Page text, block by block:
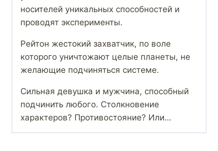
носителей уникальных способностей и
проводят эксперименты.
Рейтон жестокий захватчик, по воле
которого уничтожают целые планеты, не
желающие подчиняться системе.
Сильная девушка и мужчина, способный
подчинить любого. Столкновение
характеров? Противостояние? Или…